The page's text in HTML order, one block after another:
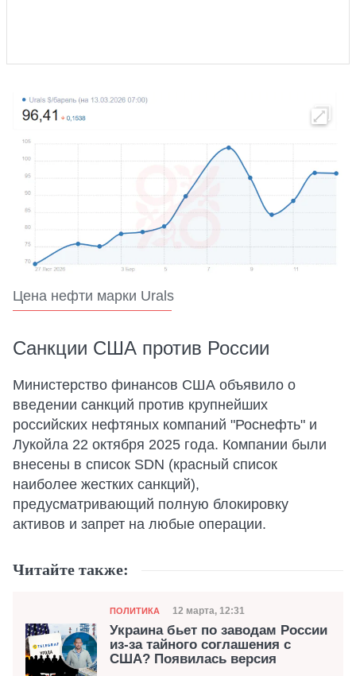
Цена нефти марки Urals
Санкции США против России
Министерство финансов США объявило о
введении санкций против крупнейших
российских нефтяных компаний "Роснефть" и
Лукойла 22 октября 2025 года. Компании были
внесены в список SDN (красный список
наиболее жестких санкций),
предусматривающий полную блокировку
активов и запрет на любые операции.
Читайте также:
Категория
ПОЛИТИКА Дата публикации
12 марта, 12:31
Украина бьет по заводам России
из-за тайного соглашения с
США? Появилась версия